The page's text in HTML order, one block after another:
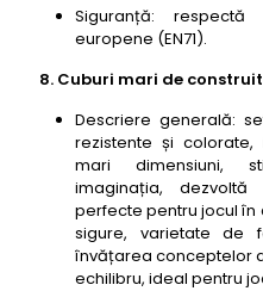
Siguranță:
europene (EN71).
8. Cuburi mari de
Descriere generală:
rezistente și
mari dimensiuni,
imaginația,
perfecte pentru jocul în
sigure, varietate de
învățarea conceptelor
echilibru, ideal pentru